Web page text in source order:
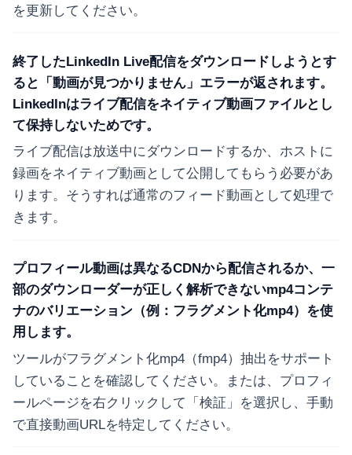
を更新してください。
終了したLinkedIn Live配信をダウンロードしようとす
ると「動画が見つかりません」エラーが返されます。
LinkedInはライブ配信をネイティブ動画ファイルとし
て保持しないためです。
ライブ配信は放送中にダウンロードするか、ホストに
録画をネイティブ動画として公開してもらう必要があ
ります。そうすれば通常のフィード動画として処理で
きます。
プロフィール動画は異なるCDNから配信されるか、一
部のダウンローダーが正しく解析できないmp4コンテ
ナのバリエーション（例：フラグメント化mp4）を使
用します。
ツールがフラグメント化mp4（fmp4）抽出をサポート
していることを確認してください。または、プロフィ
ールページを右クリックして「検証」を選択し、手動
で直接動画URLを特定してください。